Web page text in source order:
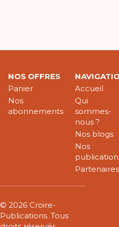
NOS OFFRES
Panier
Nos
abonnements
Accueil
Qui
sommes-
nous ?
Nos blogs
Nos
Partenaires
© 2026 Croire-
Publications. Tous